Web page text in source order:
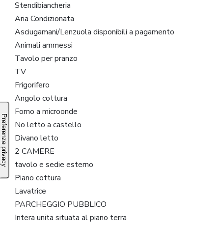
Stendibiancheria
Aria Condizionata
Asciugamani/Lenzuola disponibili a pagamento
Animali ammessi
Tavolo per pranzo
TV
Frigorifero
Angolo cottura
Forno a microonde
No letto a castello
Divano letto
2 CAMERE
tavolo e sedie esterno
Piano cottura
Lavatrice
PARCHEGGIO PUBBLICO
Intera unita situata al piano terra